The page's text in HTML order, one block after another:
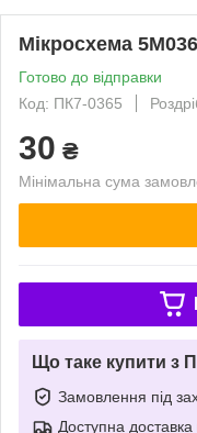
Мікросхема
Готово до відправки
Код: ПК7-0365
30 ₴
Мінімальна сума
Що таке купити з
Замовлення під
Доступна доставка